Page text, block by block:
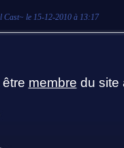
Cast~ le 15-12-2010 à 13:17
être membre du site